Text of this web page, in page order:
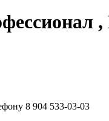
8 904 533-03-03